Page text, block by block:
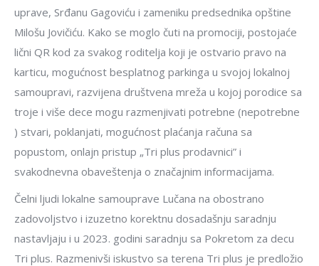
uprave, Srđanu Gagoviću i zameniku predsednika opštine
Milošu Jovičiću. Kako se moglo čuti na promociji, postojaće
lični QR kod za svakog roditelja koji je ostvario pravo na
karticu, mogućnost besplatnog parkinga u svojoj lokalnoj
samoupravi, razvijena društvena mreža u kojoj porodice sa
troje i više dece mogu razmenjivati potrebne (nepotrebne
) stvari, poklanjati, mogućnost plaćanja računa sa
popustom, onlajn pristup „Tri plus prodavnici” i
svakodnevna obaveštenja o značajnim informacijama.
Čelni ljudi lokalne samouprave Lučana na obostrano
zadovoljstvo i izuzetno korektnu dosadašnju saradnju
nastavljaju i u 2023. godini saradnju sa Pokretom za decu
Tri plus. Razmenivši iskustvo sa terena Tri plus je predložio